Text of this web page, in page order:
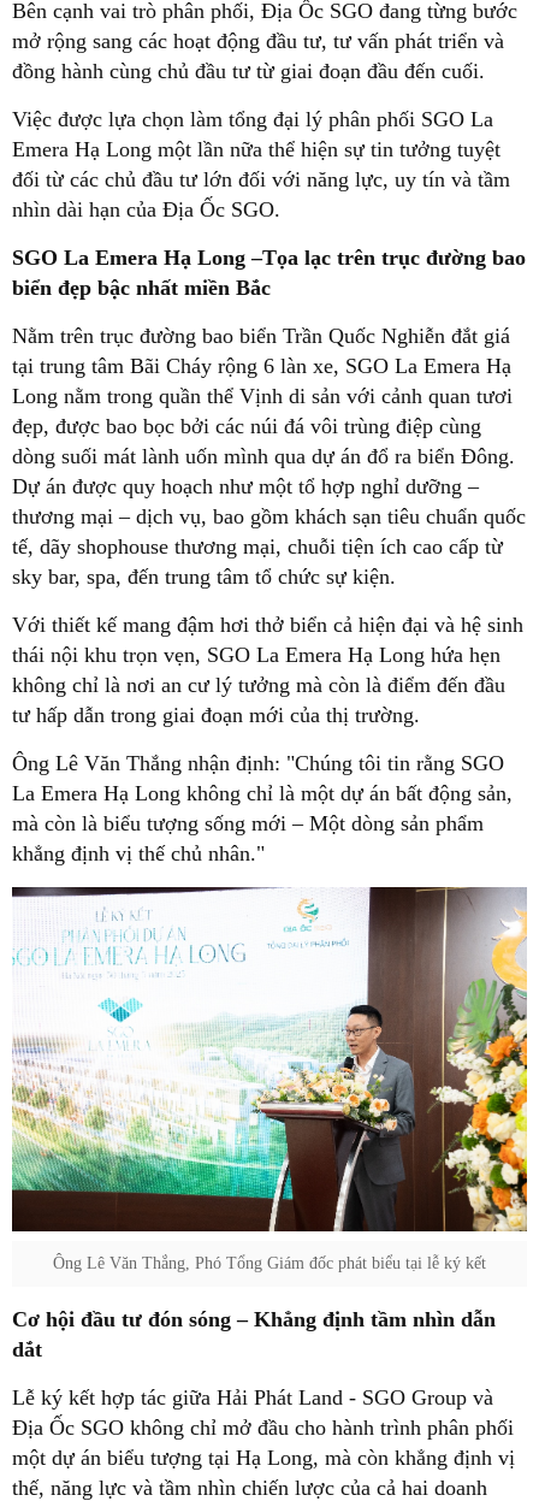
Bên cạnh vai trò phân phối, Địa Ốc SGO đang từng bước
mở rộng sang các hoạt động đầu tư, tư vấn phát triển và
đồng hành cùng chủ đầu tư từ giai đoạn đầu đến cuối.
Việc được lựa chọn làm tổng đại lý phân phối SGO La
Emera Hạ Long một lần nữa thể hiện sự tin tưởng tuyệt
đối từ các chủ đầu tư lớn đối với năng lực, uy tín và tầm
nhìn dài hạn của Địa Ốc SGO.
SGO La Emera Hạ Long –Tọa lạc trên trục đường bao
biển đẹp bậc nhất miền Bắc
Nằm trên trục đường bao biển Trần Quốc Nghiễn đắt giá
tại trung tâm Bãi Cháy rộng 6 làn xe, SGO La Emera Hạ
Long nằm trong quần thể Vịnh di sản với cảnh quan tươi
đẹp, được bao bọc bởi các núi đá vôi trùng điệp cùng
dòng suối mát lành uốn mình qua dự án đổ ra biển Đông.
Dự án được quy hoạch như một tổ hợp nghỉ dưỡng –
thương mại – dịch vụ, bao gồm khách sạn tiêu chuẩn quốc
tế, dãy shophouse thương mại, chuỗi tiện ích cao cấp từ
sky bar, spa, đến trung tâm tổ chức sự kiện.
Với thiết kế mang đậm hơi thở biển cả hiện đại và hệ sinh
thái nội khu trọn vẹn, SGO La Emera Hạ Long hứa hẹn
không chỉ là nơi an cư lý tưởng mà còn là điểm đến đầu
tư hấp dẫn trong giai đoạn mới của thị trường.
Ông Lê Văn Thắng nhận định: "Chúng tôi tin rằng SGO
La Emera Hạ Long không chỉ là một dự án bất động sản,
mà còn là biểu tượng sống mới – Một dòng sản phẩm
khẳng định vị thế chủ nhân."
Ông Lê Văn Thắng, Phó Tổng Giám đốc phát biểu tại lễ ký kết
Cơ hội đầu tư đón sóng – Khẳng định tầm nhìn dẫn
dắt
Lễ ký kết hợp tác giữa Hải Phát Land - SGO Group và
Địa Ốc SGO không chỉ mở đầu cho hành trình phân phối
một dự án biểu tượng tại Hạ Long, mà còn khẳng định vị
thế, năng lực và tầm nhìn chiến lược của cả hai doanh